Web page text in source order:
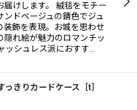
けします。 絨毯をモチー
ンドベージュの錆色でジュ
装飾を表現。お城を思わせ
隠れ絵が魅力のロマンチッ
ッシュレス派におすす…
っきりカードケース［t］